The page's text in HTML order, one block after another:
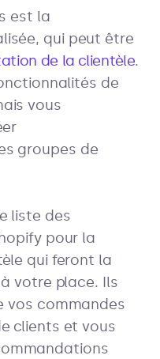
est la
qui peut être
de la clientèle.
de
vous
groupes de
liste des
pour la
qui feront la
votre place. Ils
vos commandes
clients et vous